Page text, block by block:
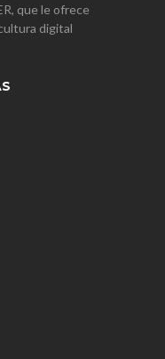
que le ofrece
digital